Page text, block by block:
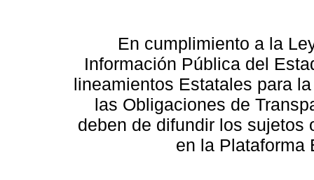
En cumplimiento a la
Información Pública del
lineamientos Estatales para
las Obligaciones de
deben de difundir los sujetos
en la Plataforma